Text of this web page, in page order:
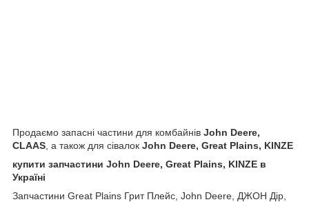
Продаємо запасні частини для комбайнів John Deere,
CLAAS , а також для сівалок John Deere, Great Plains, KINZE
купити запчастини John Deere, Great Plains, KINZE в
Україні
Запчастини Great Plains Грит Плейс, John Deere, ДЖОН Дір,